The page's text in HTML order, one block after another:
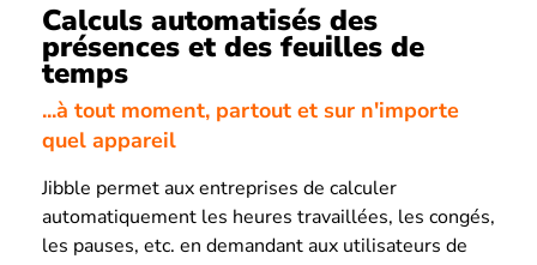
Calculs automatisés des
présences et des feuilles de
temps
...à tout moment, partout et sur n'importe
quel appareil
Jibble permet aux entreprises de calculer
automatiquement les heures travaillées, les congés,
les pauses, etc. en demandant aux utilisateurs de